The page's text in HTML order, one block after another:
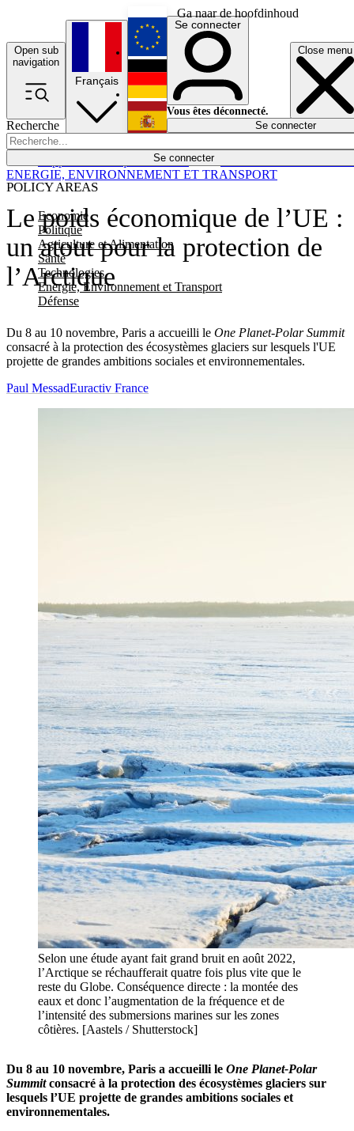
Ga naar de hoofdinhoud
Open sub
navigation
Close menu
Recherche
Se connecter
POLICY AREAS
Economie
Politique
Agriculture et Alimentation
Santé
Technologies
Energie, Environnement et Transport
Défense
Économie
Français
English
Deutsch
Español
Se connecter
Vous êtes déconnecté.
Se connecter
Le poids économique de l’UE :
un atout pour la protection de
l’Arctique
Du 8 au 10 novembre, Paris a accueilli le One Planet-Polar Summit
consacré à la protection des écosystèmes glaciers sur lesquels l'UE
projette de grandes ambitions sociales et environnementales.
ENERGIE, ENVIRONNEMENT ET TRANSPORT
Paul MessadEuractiv France
Selon une étude ayant fait grand bruit en août 2022,
l’Arctique se réchaufferait quatre fois plus vite que le
reste du Globe. Conséquence directe : la montée des
eaux et donc l’augmentation de la fréquence et de
l’intensité des submersions marines sur les zones
côtières. [Aastels / Shutterstock]
Du 8 au 10 novembre, Paris a accueilli le One Planet-Polar
Summitconsacré à la protection des écosystèmes glaciers sur
lesquels l’UE projette de grandes ambitions sociales et
environnementales.